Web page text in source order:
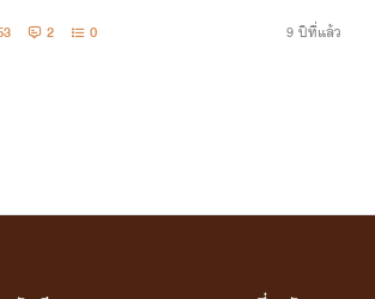
2 0 9 ปีที่แล้ว